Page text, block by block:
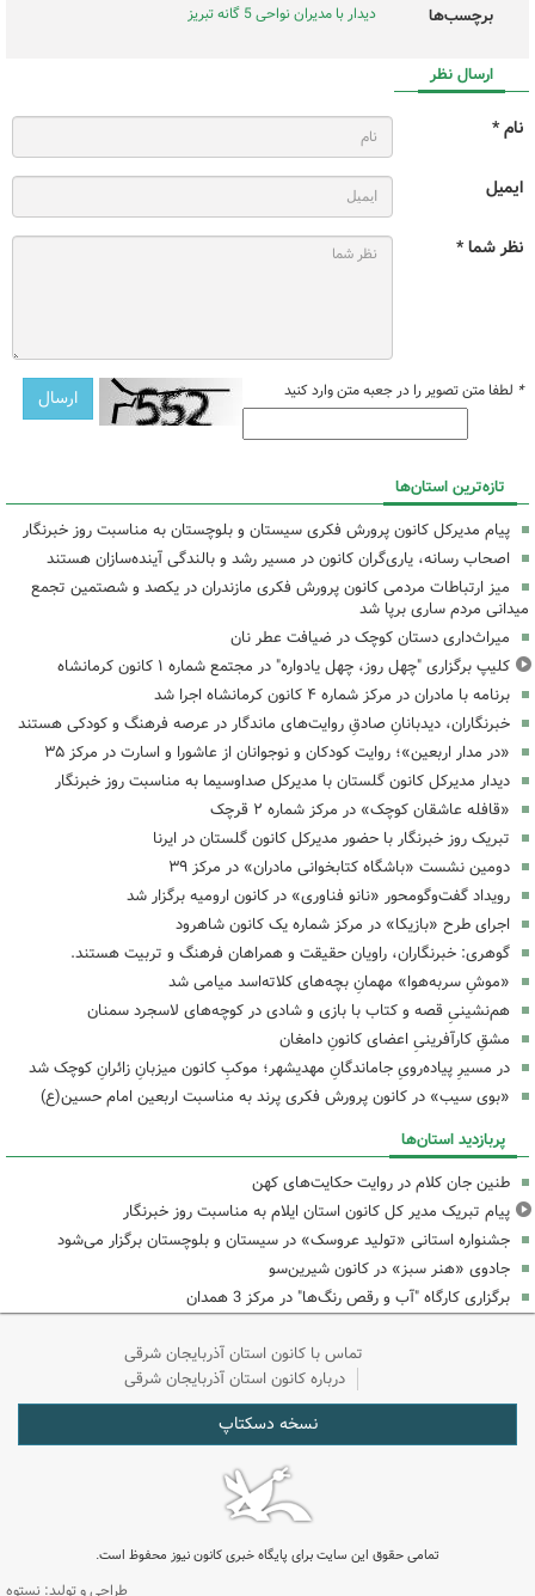
برچسب‌ها دیدار با مدیران نواحی 5 گانه تبریز
ارسال نظر
نام *
ایمیل
نظر شما *
* لطفا متن تصویر را در جعبه متن وارد کنید
تازه‌ترین استان‌ها
پیام مدیرکل کانون پرورش فکری سیستان و بلوچستان به مناسبت روز خبرنگار
اصحاب رسانه، یاری‌گران کانون در مسیر رشد و بالندگی آینده‌سازان هستند
میز ارتباطات مردمی کانون پرورش فکری مازندران در یکصد و شصتمین تجمع
میدانی مردم ساری برپا شد
میراث‌داری دستان کوچک در ضیافت عطر نان
کلیپ برگزاری "چهل روز، چهل یادواره" در مجتمع شماره ۱ کانون کرمانشاه
برنامه با مادران در مرکز شماره ۴ کانون کرمانشاه اجرا شد
خبرنگاران، دیدبانانِ صادقِ روایت‌های ماندگار در عرصه فرهنگ و کودکی هستند
«در مدار اربعین»؛ روایت کودکان و نوجوانان از عاشورا و اسارت در مرکز ۳۵
دیدار مدیرکل کانون گلستان با مدیرکل صداوسیما به مناسبت روز خبرنگار
«قافله عاشقان کوچک» در مرکز شماره ۲ قرچک
تبریک روز خبرنگار با حضور مدیرکل کانون گلستان در ایرنا
دومین نشست «باشگاه کتابخوانی مادران» در مرکز ۳۹
رویداد گفت‌وگومحور «نانو فناوری» در کانون ارومیه برگزار شد
اجرای طرح «بازیکا» در مرکز شماره یک کانون شاهرود
گوهری: خبرنگاران، راویان حقیقت و همراهان فرهنگ و تربیت هستند.
«موشِ سربه‌هوا» مهمانِ بچه‌های کلاته‌اسد میامی شد
هم‌نشینیِ قصه و کتاب با بازی و شادی در کوچه‌های لاسجرد سمنان
مشقِ کارآفرینیِ اعضای کانونِ دامغان
در مسیرِ پیاده‌رویِ جاماندگانِ مهدیشهر؛ موکبِ کانون میزبانِ زائرانِ کوچک شد
«بوی سیب» در کانون پرورش فکری پرند به مناسبت اربعین امام حسین(ع)
پربازدید استان‌ها
طنین جان کلام در روایت حکایت‌های کهن
پیام تبریک مدیر کل کانون استان ایلام به مناسبت روز خبرنگار
جشنواره استانی «تولید عروسک» در سیستان و بلوچستان برگزار می‌شود
جادوی «هنر سبز» در کانون شیرین‌سو
برگزاری کارگاه "آب و رقص رنگ‌ها" در مرکز 3 همدان
تماس با کانون استان آذربایجان شرقی
درباره کانون استان آذربایجان شرقی
نسخه دسکتاپ
تمامی حقوق این سایت برای پایگاه خبری کانون نیوز محفوظ است.
طراحی و تولید: نستوه